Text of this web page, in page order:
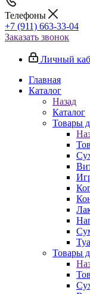
Телефоны
+7 (911) 663-33-04
Заказать звонок
Личный
Главная
Каталог
Назад
Каталог
Товары
Товары